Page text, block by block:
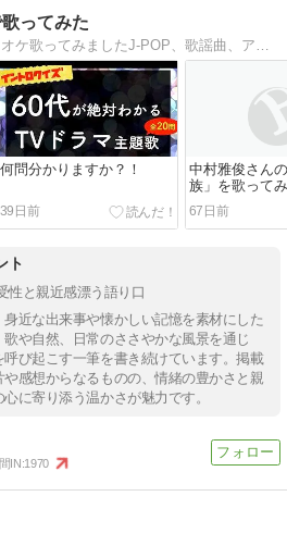
ってみた
何問分かりますか？！
39日前
中村雅俊さん
族」を歌って
67日前
ト
性と親近感漂う語り口
近な出来事や懐かしい記憶を素材にした
や自然、日常のささやかな風景を通じ
び起こす一筆を書き続けています。掲載
感想からなるものの、情緒の豊かさと親
に寄り添う温かさが魅力です。
IN:1970